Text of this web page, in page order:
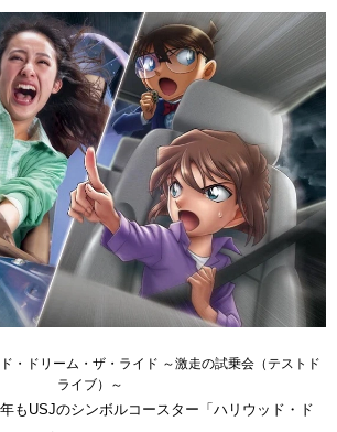
・ドリーム・ザ・ライド ～激走の試乗会（テストド
ライブ）～
もUSJのシンボルコースター「ハリウッド・ド